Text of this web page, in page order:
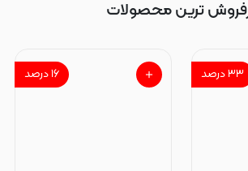
ترین محصولات
۳۳درصد ۱۶درصد